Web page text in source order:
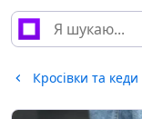
Кросівки та кеди